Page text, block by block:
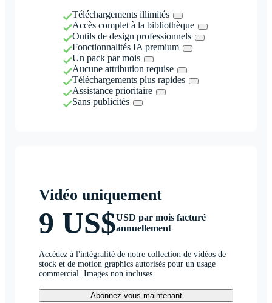
Téléchargements illimités
Accès complet à la bibliothèque
Outils de design professionnels
Fonctionnalités IA premium
Un pack par mois
Aucune attribution requise
Téléchargements plus rapides
Assistance prioritaire
Sans publicités
Vidéo uniquement
9 US$USD par mois facturé
annuellement
Accédez à l'intégralité de notre collection de vidéos de
stock et de motion graphics autorisés pour un usage
commercial. Images non incluses.
Abonnez-vous maintenant